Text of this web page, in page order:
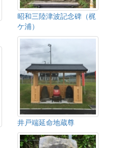
昭和三陸津波記念碑（梶
ケ浦）
井戸端延命地蔵尊